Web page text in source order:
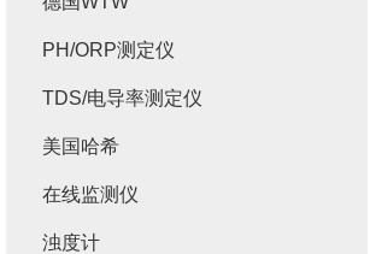
PH/ORP测定仪
TDS/电导率测定仪
美国哈希
在线监测仪
浊度计